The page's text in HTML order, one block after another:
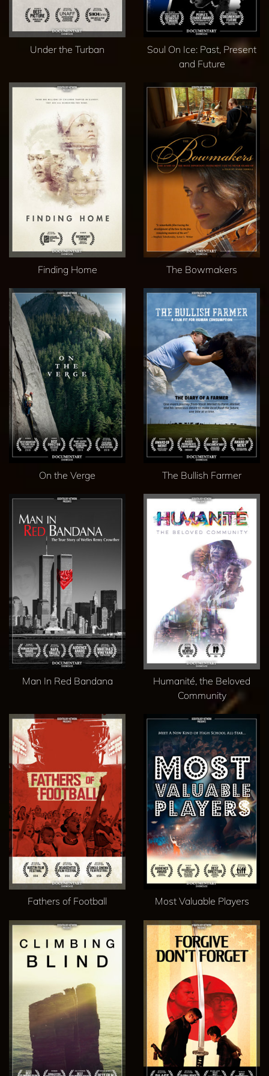
Under the Turban
Soul On Ice: Past, Present
and Future
Finding Home The Bowmakers
On the Verge The Bullish Farmer
Man In Red Bandana
Humanité, the Beloved
Community
Fathers of Football Most Valuable Players